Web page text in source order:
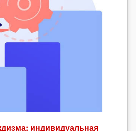
индивидуальная